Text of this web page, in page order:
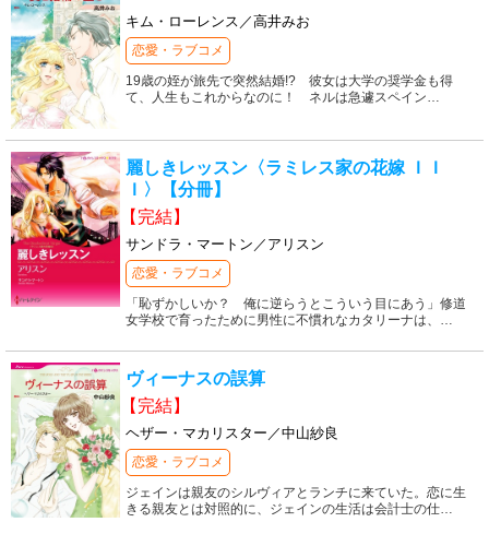
キム・ローレンス／高井みお
恋愛・ラブコメ
19歳の姪が旅先で突然結婚!? 彼女は大学の奨学金も得
て、人生もこれからなのに！ ネルは急遽スペイン…
麗しきレッスン〈ラミレス家の花嫁 ＩＩ
Ｉ〉【分冊】
【完結】
サンドラ・マートン／アリスン
恋愛・ラブコメ
「恥ずかしいか？ 俺に逆らうとこういう目にあう」修道
女学校で育ったために男性に不慣れなカタリーナは、 …
ヴィーナスの誤算
【完結】
ヘザー・マカリスター／中山紗良
恋愛・ラブコメ
ジェインは親友のシルヴィアとランチに来ていた。恋に生
きる親友とは対照的に、ジェインの生活は会計士の仕…